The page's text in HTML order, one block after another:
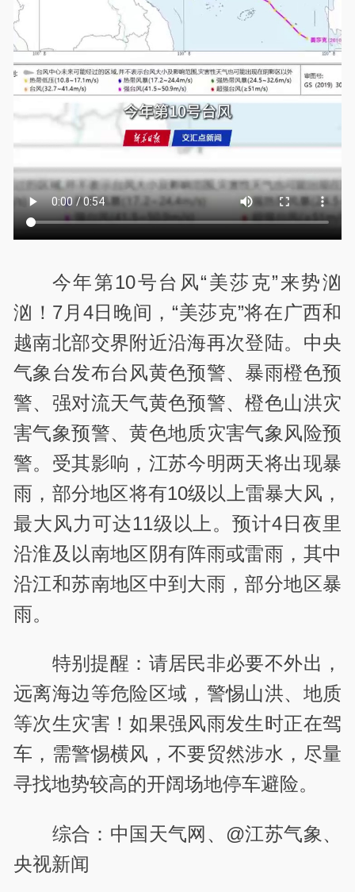
今年第10号台风“美莎克”来势汹
汹！7月4日晚间，“美莎克”将在广西和
越南北部交界附近沿海再次登陆。中央
气象台发布台风黄色预警、暴雨橙色预
警、强对流天气黄色预警、橙色山洪灾
害气象预警、黄色地质灾害气象风险预
警。受其影响，江苏今明两天将出现暴
雨，部分地区将有10级以上雷暴大风，
最大风力可达11级以上。预计4日夜里
沿淮及以南地区阴有阵雨或雷雨，其中
沿江和苏南地区中到大雨，部分地区暴
雨。
特别提醒：请居民非必要不外出，
远离海边等危险区域，警惕山洪、地质
等次生灾害！如果强风雨发生时正在驾
车，需警惕横风，不要贸然涉水，尽量
寻找地势较高的开阔场地停车避险。
综合：中国天气网、@江苏气象、
央视新闻